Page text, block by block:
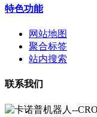
特色功能
网站地图
聚合标签
站内搜索
联系我们